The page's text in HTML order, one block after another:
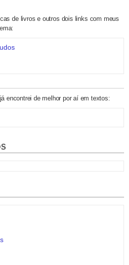
de livros e outros dois links com meus
encontrei de melhor por aí em textos: